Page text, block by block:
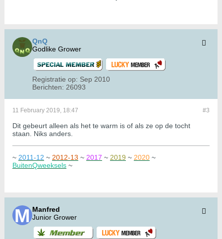
QnQ
Godlike Grower
Registratie op: Sep 2010
Berichten: 26093
#3
11 February 2019, 18:47
Dit gebeurt alleen als het te warm is of als ze op de tocht
staan. Niks anders.
~ 2011-12 ~ 2012-13 ~ 2017 ~ 2019 ~ 2020 ~
BuitenQweeksels ~
Manfred
Junior Grower